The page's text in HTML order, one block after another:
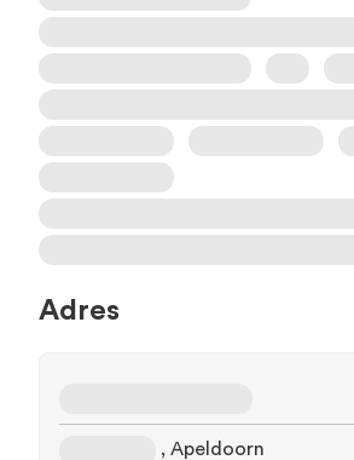
Adres
, Apeldoorn